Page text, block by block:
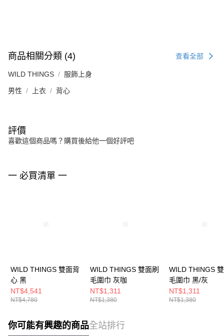
商品相關分類 (4) 查看全部
WILD THINGS 服飾上身
男性 上衣 背心
評價
喜歡這個商品嗎？購買後給他一個好評吧
一 必買清單 一
WILD THINGS 雙面背
心 黑
NT$4,541
NT$4,780
WILD THINGS 雙面刷
毛圍巾 灰咖
NT$1,311
NT$1,380
WILD THINGS
毛圍巾 黑/灰
NT$1,311
NT$1,380
你可能有興趣的商品全站排行